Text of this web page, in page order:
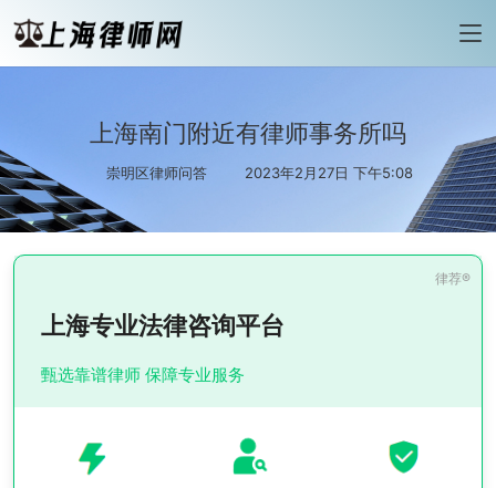
上海南门附近有律师事务所吗
崇明区律师问答 2023年2月27日 下午5:08
上海专业法律咨询平台
甄选靠谱律师 保障专业服务